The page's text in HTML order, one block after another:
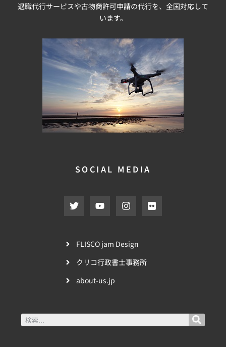
退職代行サービスや古物商許可申請の代行を、全国対応して
います。
SOCIAL MEDIA
FLISCO jam Design
クリコ行政書士事務所
about-us.jp